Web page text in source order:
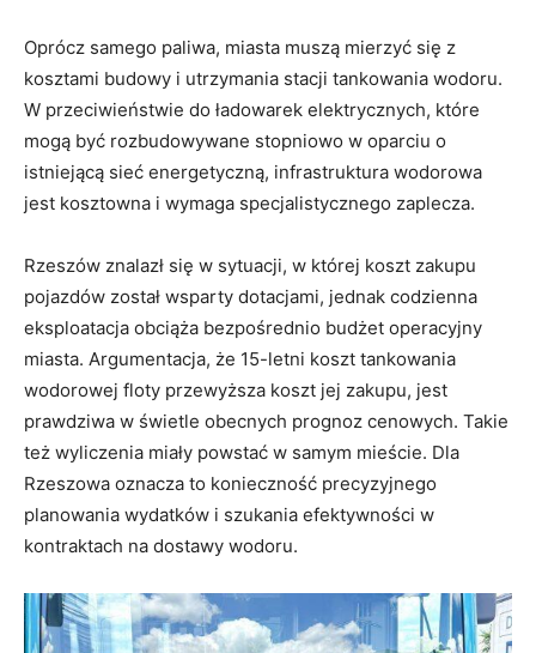
Oprócz samego paliwa, miasta muszą mierzyć się z
kosztami budowy i utrzymania stacji tankowania wodoru.
W przeciwieństwie do ładowarek elektrycznych, które
mogą być rozbudowywane stopniowo w oparciu o
istniejącą sieć energetyczną, infrastruktura wodorowa
jest kosztowna i wymaga specjalistycznego zaplecza.
Rzeszów znalazł się w sytuacji, w której koszt zakupu
pojazdów został wsparty dotacjami, jednak codzienna
eksploatacja obciąża bezpośrednio budżet operacyjny
miasta. Argumentacja, że 15-letni koszt tankowania
wodorowej floty przewyższa koszt jej zakupu, jest
prawdziwa w świetle obecnych prognoz cenowych. Takie
też wyliczenia miały powstać w samym mieście. Dla
Rzeszowa oznacza to konieczność precyzyjnego
planowania wydatków i szukania efektywności w
kontraktach na dostawy wodoru.